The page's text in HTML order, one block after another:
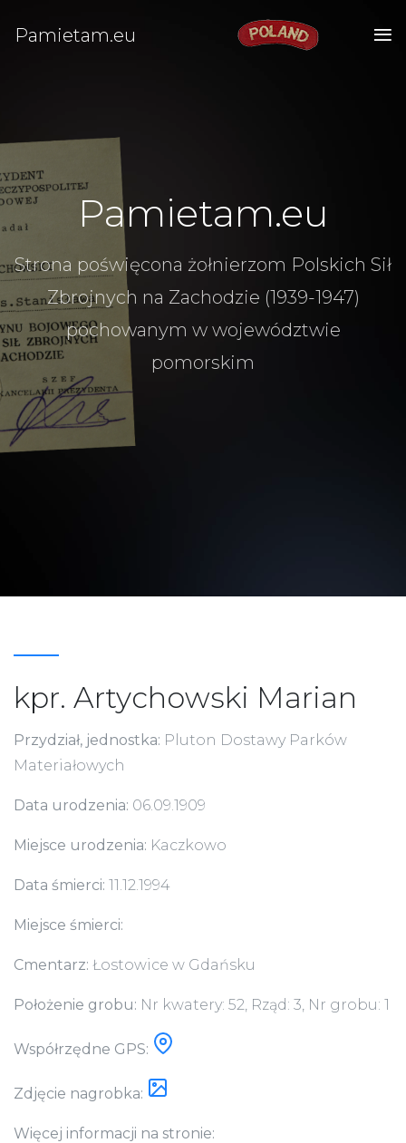
Pamietam.eu
Pamietam.eu
Strona poświęcona żołnierzom Polskich Sił
Zbrojnych na Zachodzie (1939-1947)
pochowanym w województwie
pomorskim
kpr. Artychowski Marian
Przydział, jednostka: Pluton Dostawy Parków
Materiałowych
Data urodzenia: 06.09.1909
Miejsce urodzenia: Kaczkowo
Data śmierci: 11.12.1994
Miejsce śmierci:
Cmentarz: Łostowice w Gdańsku
Położenie grobu: Nr kwatery: 52, Rząd: 3, Nr grobu: 1
Współrzędne GPS:
Zdjęcie nagrobka:
Więcej informacji na stronie: